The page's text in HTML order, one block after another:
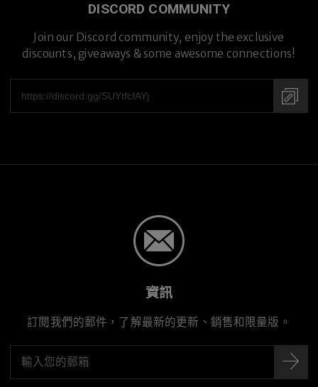
DISCORD COMMUNITY
Join our Discord community, enjoy the exclusive
discounts, giveaways & some awesome connections!
資訊
訂閱我們的郵件，了解最新的更新、銷售和限量版。